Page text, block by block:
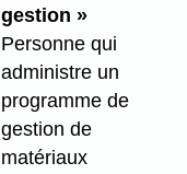
gestion »
Personne qui
administre un
programme de
gestion de
matériaux